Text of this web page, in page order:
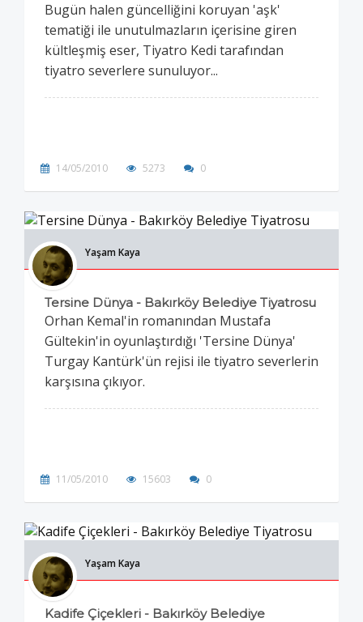
Bugün halen güncelliğini koruyan 'aşk'
tematiği ile unutulmazların içerisine giren
kültleşmiş eser, Tiyatro Kedi tarafından
tiyatro severlere sunuluyor...
14/05/2010 5273 0
Yaşam Kaya
Tersine Dünya - Bakırköy Belediye Tiyatrosu
Orhan Kemal'in romanından Mustafa
Gültekin'in oyunlaştırdığı 'Tersine Dünya'
Turgay Kantürk'ün rejisi ile tiyatro severlerin
karşısına çıkıyor.
11/05/2010 15603 0
Yaşam Kaya
Kadife Çiçekleri - Bakırköy Belediye